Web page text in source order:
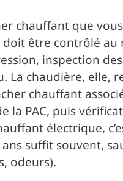
chauffant que
être contrôlé au
inspection
La chaudière, elle,
chauffant
la PAC, puis
électrique,
suffit souvent,
odeurs).